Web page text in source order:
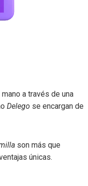
a través de una
Delego se encargan de
son más que
únicas.